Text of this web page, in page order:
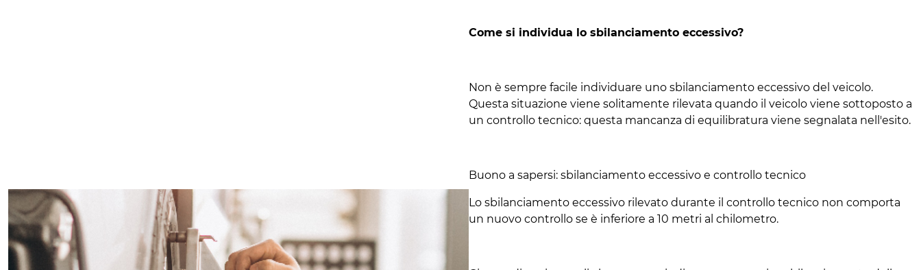
Come si individua lo sbilanciamento eccessivo?
Non è sempre facile individuare uno sbilanciamento eccessivo del veicolo.
Questa situazione viene solitamente rilevata quando il veicolo viene sottoposto a
un controllo tecnico: questa mancanza di equilibratura viene segnalata nell'esito.
Buono a sapersi: sbilanciamento eccessivo e controllo tecnico
Lo sbilanciamento eccessivo rilevato durante il controllo tecnico non comporta
un nuovo controllo se è inferiore a 10 metri al chilometro.